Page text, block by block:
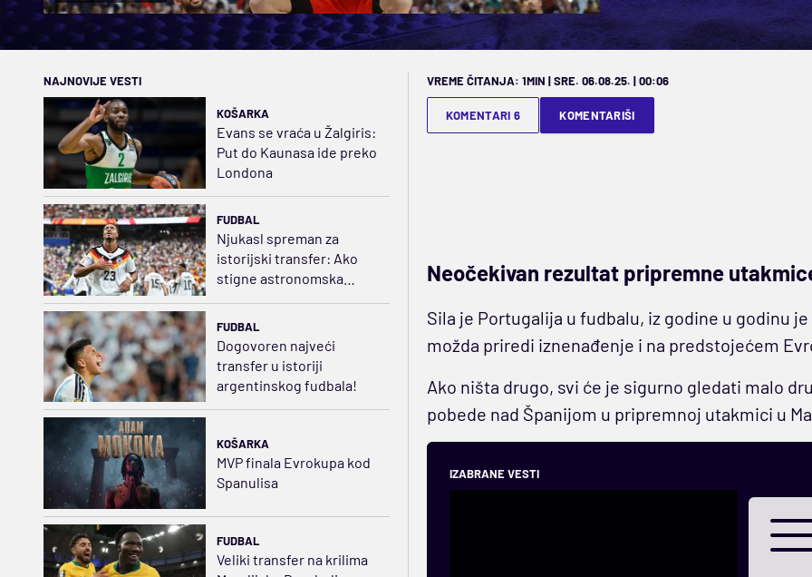
NAJNOVIJE VESTI
KOŠARKA
Evans se vraća u Žalgiris:
Put do Kaunasa ide preko
Londona
FUDBAL
Njukasl spreman za
istorijski transfer: Ako
stigne astronomska
FUDBAL
Dogovoren najveći
transfer u istoriji
argentinskog fudbala!
KOŠARKA
MVP finala Evrokupa kod
Spanulisa
FUDBAL
Veliki transfer na krilima
VREME ČITANJA: 1MIN | SRE. 06.08.25. | 00:06
KOMENTARI 6 KOMENTARIŠI
Neočekivan rezultat pripremne
Sila je Portugalija u fudbalu, iz godine u godinu
možda priredi iznenađenje i na predstojećem
Ako ništa drugo, svi će je sigurno gledati malo
pobede nad Španijom u pripremnoj utakmici u
IZABRANE VESTI